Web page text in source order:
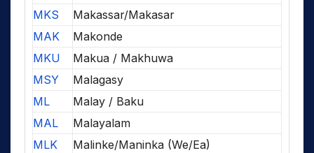
MKS
Makassar/Makasar
MAK
Makonde
MKU
Makua / Makhuwa
MSY
Malagasy
ML
Malay / Baku
MAL
Malayalam
MLK
Malinke/Maninka (We/Ea)